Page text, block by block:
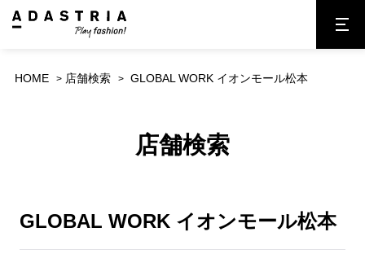
HOME 店舗検索 GLOBAL WORK イオンモール松本
店舗検索
GLOBAL WORK イオンモール松本